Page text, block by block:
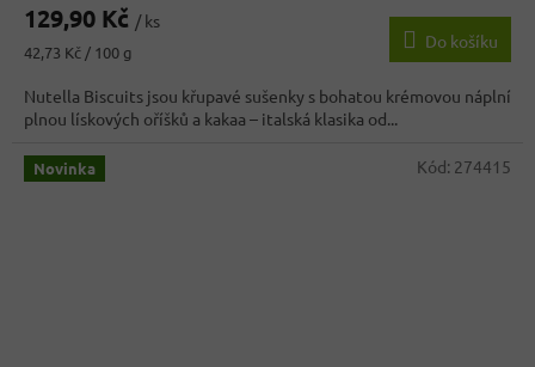
produktu
4,3
z
5
hvězdiček.
129,90 Kč / ks
Měrná
42,73 Kč / 100 g
Do košíku
Nutella Biscuits jsou křupavé sušenky s bohatou krémovou náplní
plnou lískových oříšků a kakaa – italská klasika od...
Novinka Kód: 274415